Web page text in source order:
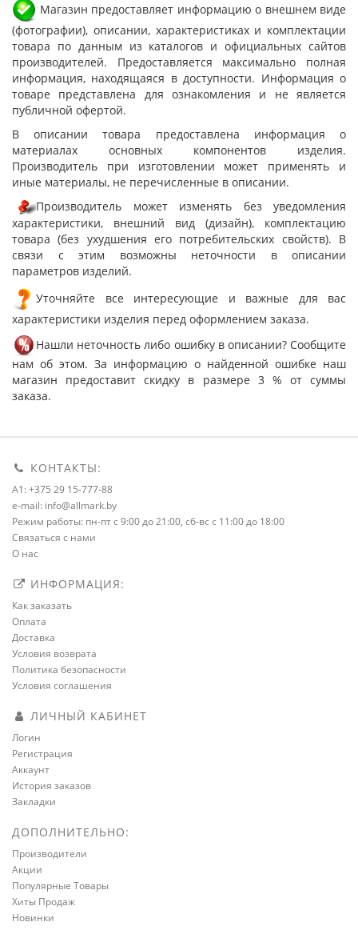
Магазин предоставляет информацию о внешнем виде
(фотографии), описании, характеристиках и комплектации
товара по данным из каталогов и официальных сайтов
производителей. Предоставляется максимально полная
информация, находящаяся в доступности. Информация о
товаре представлена для ознакомления и не является
публичной офертой.
В описании товара предоставлена информация о
материалах основных компонентов изделия.
Производитель при изготовлении может применять и
иные материалы, не перечисленные в описании.
Производитель может изменять без уведомления
характеристики, внешний вид (дизайн), комплектацию
товара (без ухудшения его потребительских свойств). В
связи с этим возможны неточности в описании
параметров изделий.
Уточняйте все интересующие и важные для вас
характеристики изделия перед оформлением заказа.
Нашли неточность либо ошибку в описании? Сообщите
нам об этом. За информацию о найденной ошибке наш
магазин предоставит скидку в размере 3 % от суммы
заказа.
КОНТАКТЫ:
A1: +375 29 15-777-88
e-mail: info@allmark.by
Режим работы: пн-пт с 9:00 до 21:00, сб-вс с 11:00 до 18:00
Связаться с нами
О нас
ИНФОРМАЦИЯ:
Как заказать
Оплата
Доставка
Условия возврата
Политика безопасности
Условия соглашения
ЛИЧНЫЙ КАБИНЕТ
Логин
Регистрация
Аккаунт
История заказов
Закладки
ДОПОЛНИТЕЛЬНО:
Производители
Акции
Популярные Товары
Хиты Продаж
Новинки